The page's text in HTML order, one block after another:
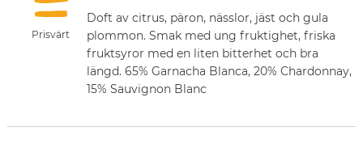
Prisvärt
Doft av citrus, päron, nässlor, jäst och gula
plommon. Smak med ung fruktighet, friska
fruktsyror med en liten bitterhet och bra
längd. 65% Garnacha Blanca, 20% Chardonnay,
15% Sauvignon Blanc